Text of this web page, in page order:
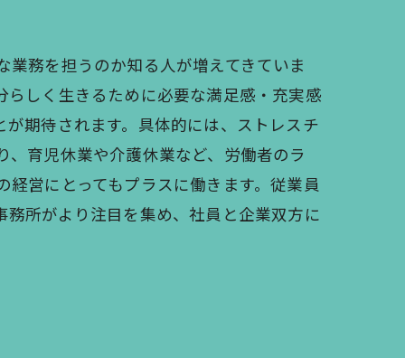
務を担うのか知る人が増えてきていま
しく生きるために必要な満足感・充実感
期待されます。具体的には、ストレスチ
育児休業や介護休業など、労働者のラ
営にとってもプラスに働きます。従業員
所がより注目を集め、社員と企業双方に